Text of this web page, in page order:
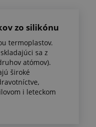
zo silikónu
termoplastov.
sa z
atómov).
široké
i leteckom